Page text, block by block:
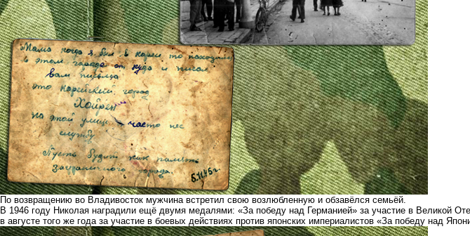
По возвращению во Владивосток мужчина встретил свою возлюбленную и обзавёлся семьёй.
В 1946 году Николая наградили ещё двумя медалями: «За победу над Германией» за участие в Великой
в августе того же года за участие в боевых действиях против японских империалистов «За победу над